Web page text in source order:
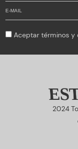
Aceptartérminos y
2024